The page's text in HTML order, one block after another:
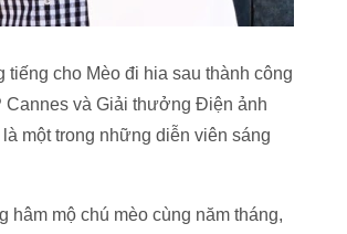
cho Mèo đi hia sau thành công
Cannes và Giải thưởng Điện ảnh
là một trong những diễn viên sáng
hâm mộ chú mèo cùng năm tháng,